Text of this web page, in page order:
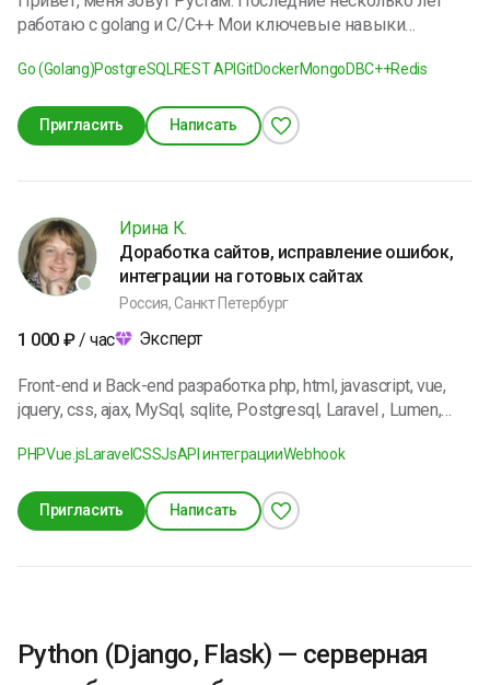
работаю с golang и С/С++ Мои ключевые навыки
свободное время люблю проводить время с близкими.
увлекаюсь саморазвитием. Я открыт для интересных
заказов и готов поделиться своим опытом.
Go (Golang)PostgreSQLREST APIGitDockerMongoDBC++Redis
Пригласить Написать
Ирина К.
Доработка сайтов, исправление ошибок,
интеграции на готовых сайтах
Россия, Санкт Петербург
1 000 ₽ / час Эксперт
Front-end и Back-end разработка php, html, javascript, vue,
jquery, css, ajax, MySql, sqlite, Postgresql, Laravel , Lumen,
PHPVue.jsLaravelCSSJsAPI интеграцииWebhook
Пригласить Написать
Python (Django, Flask) — серверная